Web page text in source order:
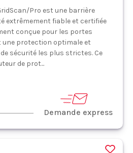
Pro est une barrière
extrêmement fiable et certifiée
conçue pour les portes
protection optimale et
sécurité les plus strictes. Ce
de prot...
Demande express